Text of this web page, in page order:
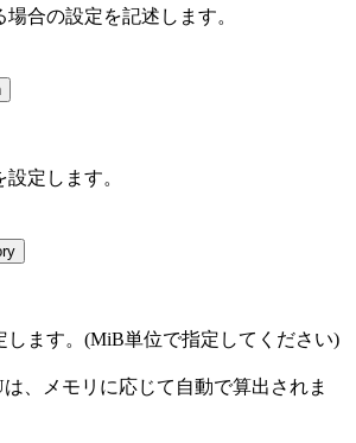
合の設定を記述します。
定します。
します。(MiB単位で指定してください)
、メモリに応じて自動で算出されま